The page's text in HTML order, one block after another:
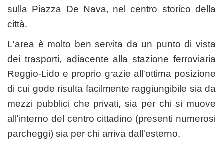
sulla Piazza De Nava, nel centro storico della
città.
L'area è molto ben servita da un punto di vista
dei trasporti, adiacente alla stazione ferroviaria
Reggio-Lido e proprio grazie all'ottima posizione
di cui gode risulta facilmente raggiungibile sia da
mezzi pubblici che privati, sia per chi si muove
all'interno del centro cittadino (presenti numerosi
parcheggi) sia per chi arriva dall'esterno.